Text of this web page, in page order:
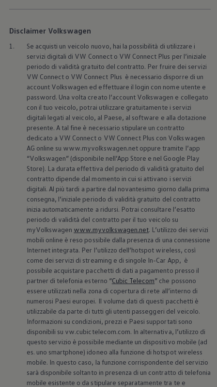
Veicoli in pronta consegna
Guida sui veicoli elettrici e sulle batterie
Veicoli elettrici
Soluzioni di ricarica e autonomia
Simulatore del tempo di ricarica
Simulatore dell’autonomia
Ricarica domestica
Ricarica in movimento
Accessori per la ricarica
Calcolo percorso
Connettività e Sicurezza
VW Connect
VW Connect per ID. Buzz
VW Connect per Amarok
VW Connect per Transporter e Caravelle
Sistemi di assistenza alla guida
Aggiornamenti software
Aggiornamenti software per ID. Buzz
Car-Net e App-connect
California App
Service
Promozioni
Manutenzione e Servizi
Piani di Manutenzione
Ricambi, Oli Motore e Fluidi
Ruote e Pneumatici
Servizio Officina Mobile
Finanziamento Save&Care
Accessori
Manuale uso e Manutenzione
Servizio Mobilità
Garanzie
Informazioni utili
Mondo Volkswagen
Il Bar del Lunedì
VanLife Stories
75 anni di Bulli
Guida autonoma
ID. Buzz al World Ducati Week 2026
Contatti
Disclaimer Volkswagen
1.
Se acquisti un veicolo nuovo, hai la possibilità di utilizzare i
servizi digitali di VW Connect o VW Connect Plus per l’iniziale
periodo di validità gratuito del contratto. Per fruire dei servizi
VW Connect o VW Connect Plus è necessario disporre di un
account Volkswagen ed effettuare il login con nome utente e
password. Una volta creato l’account Volkswagen e collegato
con il tuo veicolo, potrai utilizzare gratuitamente i servizi
digitali legati al veicolo, al Paese, al software e alla dotazione
presente. A tal fine è necessario stipulare un contratto
dedicato a VW Connect o VW Connect Plus con Volkswagen
AG online su www.myvolkswagen.net oppure tramite l’app
“Volkswagen” (disponibile nell’App Store e nel Google Play
Store). La durata effettiva del periodo di validità gratuito del
contratto dipende dal momento in cui si attivano i servizi
digitali. Al più tardi a partire dal novantesimo giorno dalla prima
consegna, l’iniziale periodo di validità gratuito del contratto
inizia automaticamente a ridursi. Potrai consultare l’esatto
periodo di validità del contratto per il tuo veicolo su
myVolkswagen www.myvolkswagen.net. L’utilizzo dei servizi
mobili online è reso possibile dalla presenza di una connessione
Internet integrata. Per l’utilizzo dell’hotspot wireless, così
come dei servizi di streaming e di singole In-Car App, è
possibile acquistare pacchetti di dati a pagamento presso il
partner di telefonia esterno “Cubic Telecom” che possono
essere utilizzati nella zona di copertura di rete all’interno di
numerosi Paesi europei. Il volume dati di questi pacchetti è
utilizzabile da parte di tutti gli utenti passeggeri del veicolo.
Informazioni su condizioni, prezzi e Paesi supportati sono
disponibili su vw.cubictelecom.com. In alternativa, l’utilizzo di
questo servizio è possibile mediante un dispositivo mobile (ad
es. uno smartphone) idoneo alla funzione di hotspot wireless
mobile. In questo caso, la funzione corrispondente del servizio
sarà disponibile soltanto in presenza di un contratto di telefonia
mobile esistente o da stipulare separatamente tra te e